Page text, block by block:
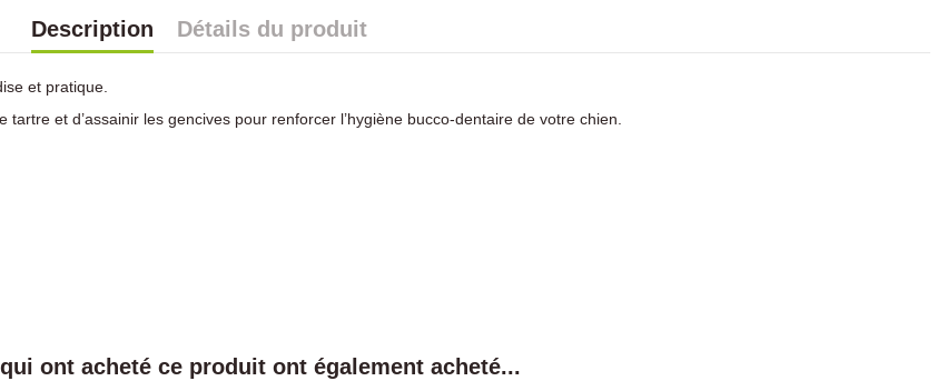
Description Détails du produit
et pratique.
et d’assainir les gencives pour renforcer l’hygiène bucco-dentaire de votre chien.
ont acheté ce produit ont également acheté...